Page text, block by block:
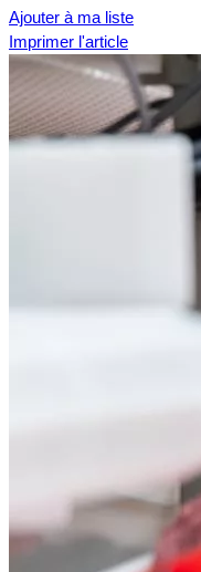
Ajouter à ma liste
Imprimer l'article